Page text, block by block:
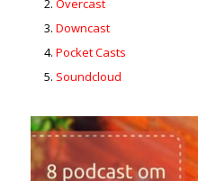
Overcast
Downcast
Pocket Casts
Soundcloud